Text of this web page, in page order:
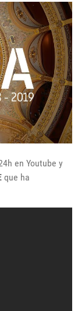
en Youtube y
que ha